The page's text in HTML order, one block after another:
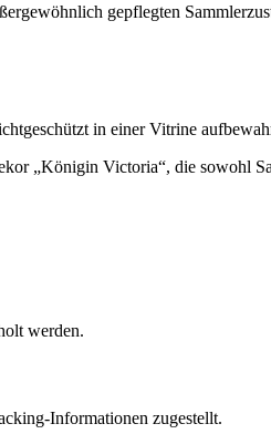
gepflegten
in einer Vitrine
„Königin Victoria“, die sowohl
werden.
Informationen zugestellt.